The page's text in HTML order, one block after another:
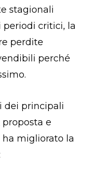
stagionali
periodi critici, la
perdite
perché
dei principali
e
migliorato la